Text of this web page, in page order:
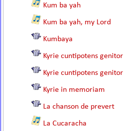
Kum ba yah
Kum ba yah, my Lord
Kumbaya
Kyrie cuntipotens genitor
Kyrie cuntipotens genitor
Kyrie in memoriam
La chanson de prevert
La Cucaracha